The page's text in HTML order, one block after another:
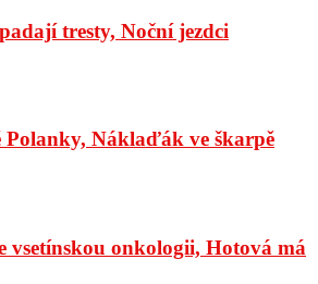
tresty, Noční jezdci
Polanky, Náklaďák ve škarpě
vsetínskou onkologii, Hotová má